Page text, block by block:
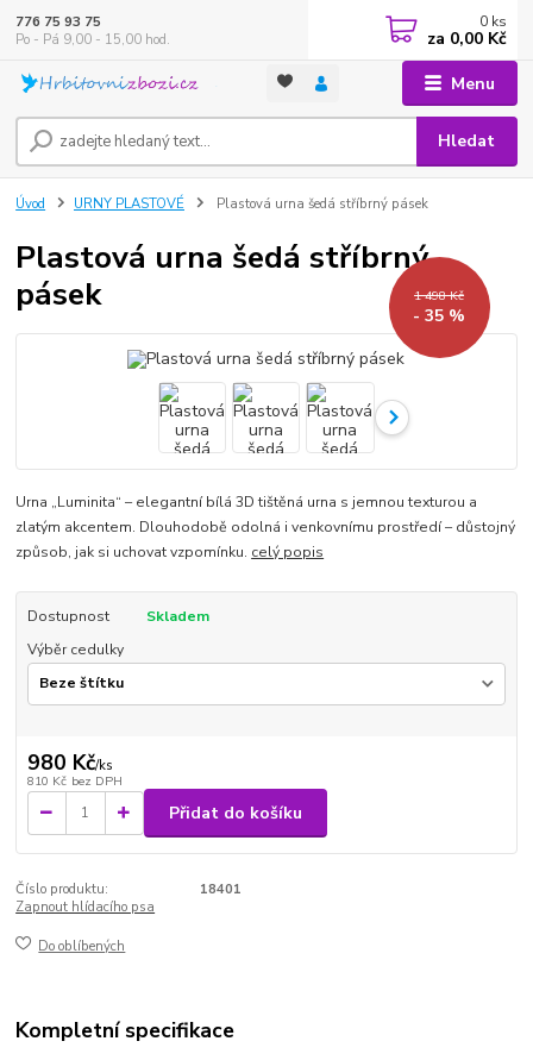
Menu
Hledat
776 75 93 75
Po - Pá 9,00 - 15,00 hod.
0 ks
za 0,00 Kč
Úvod URNY PLASTOVÉ Plastová urna šedá stříbrný pásek
Plastová urna šedá stříbrný
pásek
1 498 Kč
- 35 %
Urna „Luminita“ – elegantní bílá 3D tištěná urna s jemnou texturou a
zlatým akcentem. Dlouhodobě odolná i venkovnímu prostředí – důstojný
způsob, jak si uchovat vzpomínku. celý popis
Dostupnost
Skladem
Výběr cedulky
980 Kč/ks
810 Kč bez DPH
Přidat do košíku
Číslo produktu:
18401
Zapnout hlídacího psa
Do oblíbených
Kompletní specifikace